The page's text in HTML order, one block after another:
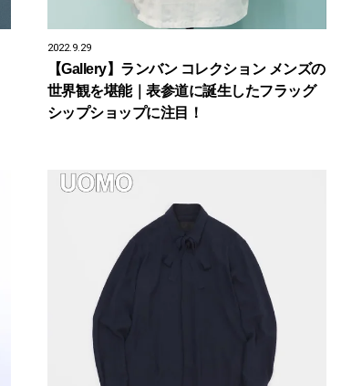
2022.9.29
【Gallery】ランバン コレクション メンズの
世界観を堪能｜表参道に誕生したフラッグ
シップショップに注目！